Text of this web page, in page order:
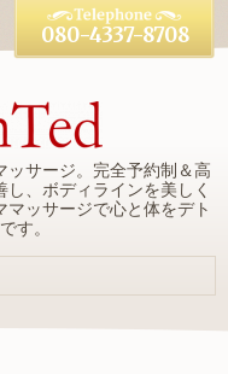
サージ。完全予約制＆高
、ボディラインを美しく
ッサージで心と体をデト
す。
080-4337-8708